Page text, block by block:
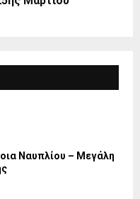
Ναυπλίου – Μεγάλη